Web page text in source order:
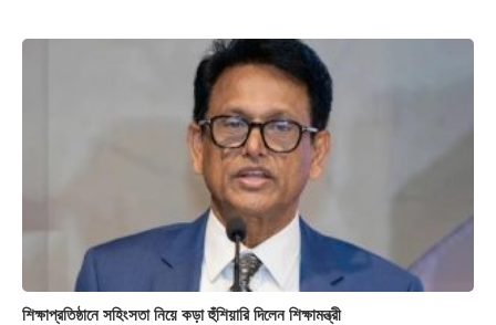
শিক্ষাপ্রতিষ্ঠানে সহিংসতা নিয়ে কড়া হুঁশিয়ারি দিলেন শিক্ষামন্ত্রী